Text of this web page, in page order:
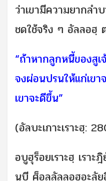
ว่าเขามีความยากลำ
ชดใช้จริง ๆ อัลลอฮฺ
“ถ้าหากลูกหนี้ของสู
จงผ่อนปรนให้แก่เข
เขาจะดีขึ้น”
(อัลบะเกาะเราะฮฺ:
อบูฮุร็อยเราะฮฺ เรา
นบี ศ็อลลัลลอฮุอะลั